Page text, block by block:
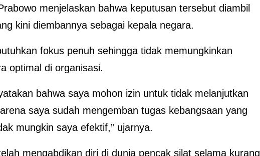
menjelaskan bahwa keputusan tersebut diambil
kini diembannya sebagai kepala negara.
fokus penuh sehingga tidak memungkinkan
optimal di organisasi.
bahwa saya mohon izin untuk tidak melanjutkan
saya sudah mengemban tugas kebangsaan yang
mungkin saya efektif,” ujarnya.
mengabdikan diri di dunia pencak silat selama kurang